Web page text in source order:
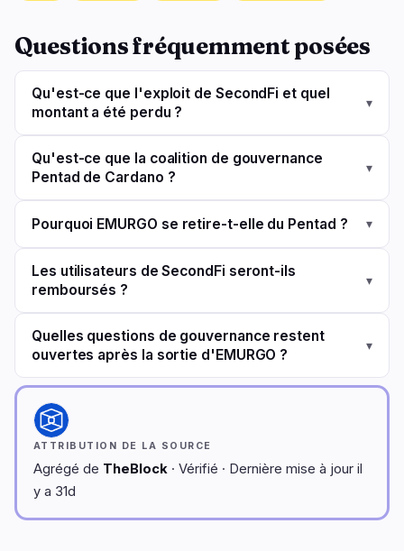
Questions fréquemment posées
Qu'est-ce que l'exploit de SecondFi et quel
montant a été perdu ?
▾
Qu'est-ce que la coalition de gouvernance
Pentad de Cardano ?
▾
Pourquoi EMURGO se retire-t-elle du Pentad ? ▾
Les utilisateurs de SecondFi seront-ils
remboursés ?
▾
Quelles questions de gouvernance restent
ouvertes après la sortie d'EMURGO ?
▾
ATTRIBUTION DE LA SOURCE
Agrégé de TheBlock · Vérifié · Dernière mise à jour il
y a 31d